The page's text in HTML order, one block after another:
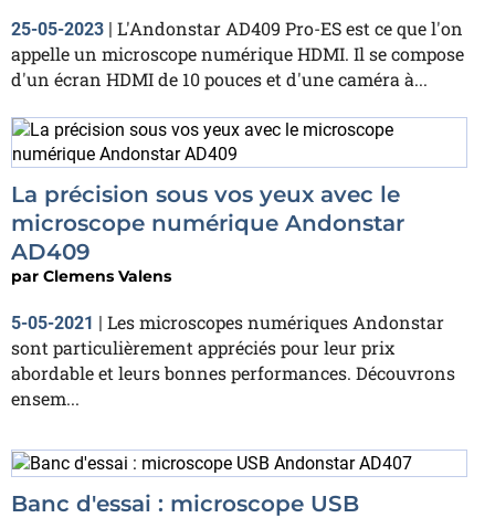
25-05-2023 | L'Andonstar AD409 Pro-ES est ce que l'on
appelle un microscope numérique HDMI. Il se compose
d'un écran HDMI de 10 pouces et d'une caméra à...
La précision sous vos yeux avec le
microscope numérique Andonstar
AD409
par Clemens Valens
5-05-2021 | Les microscopes numériques Andonstar
sont particulièrement appréciés pour leur prix
abordable et leurs bonnes performances. Découvrons
ensem...
Banc d'essai : microscope USB